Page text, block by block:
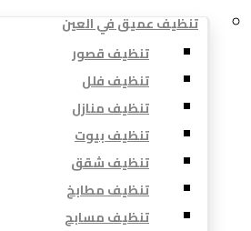
تنظيف عميق في العين
تنظيف قصور
تنظيف فلل
تنظيف منازل
تنظيف بيوت
تنظيف شقق
تنظيف مطابخ
تنظيف مسابح